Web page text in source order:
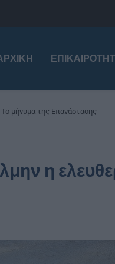
μήνυμα της Επανάστασης
η